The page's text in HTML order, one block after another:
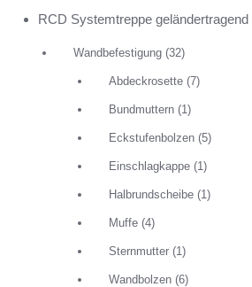
RCD Systemtreppe geländertragend
Wandbefestigung (32)
Abdeckrosette (7)
Bundmuttern (1)
Eckstufenbolzen (5)
Einschlagkappe (1)
Halbrundscheibe (1)
Muffe (4)
Sternmutter (1)
Wandbolzen (6)